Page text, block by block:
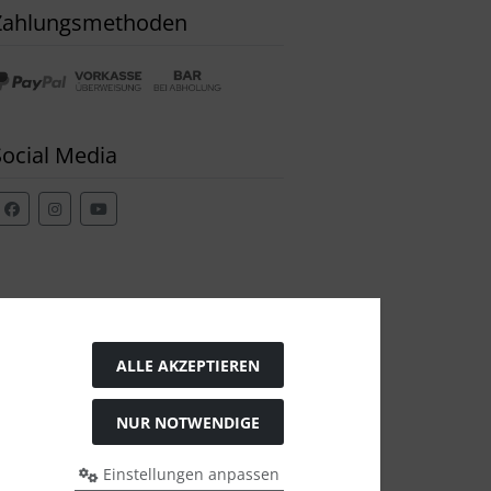
Media
ALLE AKZEPTIEREN
NUR NOTWENDIGE
Einstellungen anpassen